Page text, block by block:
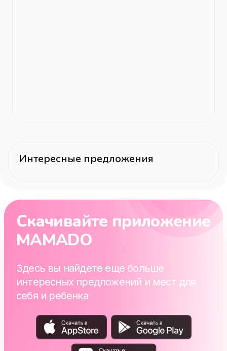
Интересные предложения
Скачивайте приложение
MAMADO
Здесь вы найдете еще больше
интересных предложений и мест для
себя и ребенка